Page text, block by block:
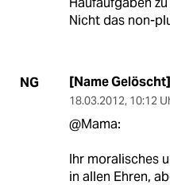
Nicht das non-
NG [Name Gelöscht]
18.03.2012, 10:12
@Mama:
Ihr moralisches
in allen Ehren,